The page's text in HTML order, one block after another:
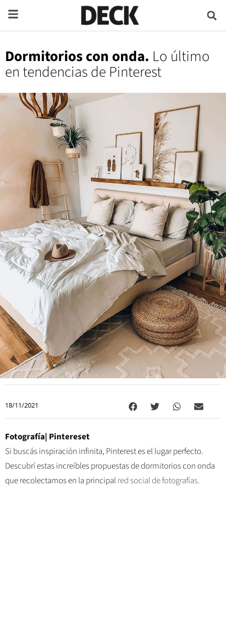
Dormitorios con onda. Lo último
en tendencias de Pinterest
18/11/2021
Fotografía| Pintereset
Si buscás inspiración infinita, Pinterest es el lugar perfecto.
Descubrí estas increíbles propuestas de dormitorios con onda
que recolectamos en la principal red social de fotografías.